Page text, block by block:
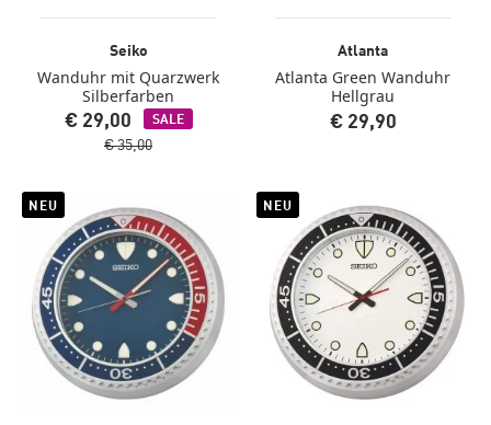
Seiko
Wanduhr mit Quarzwerk
Silberfarben
€ 29,00 SALE
€ 35,00
Atlanta
Atlanta Green Wanduhr
Hellgrau
€ 29,90
NEU NEU